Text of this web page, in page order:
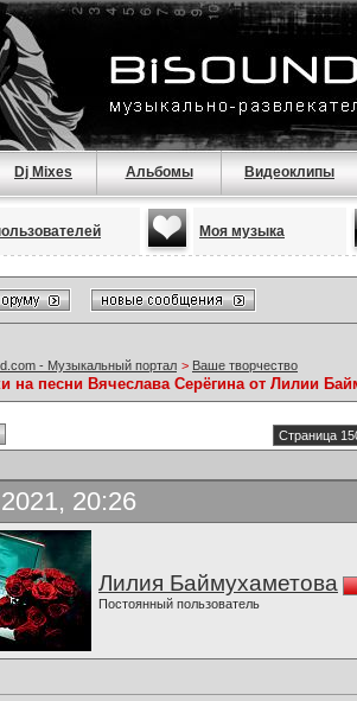
Dj Mixes Альбомы Видеоклипы
Моя музыка
- Музыкальный портал > Ваше творчество
на песни Вячеслава Серёгина от Лилии
Страница
20:26
Лилия Баймухаметова
Постоянный пользователь